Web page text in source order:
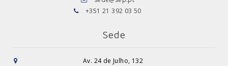
+351 21 392 03 50
Sede
Av. 24 de Julho, 132